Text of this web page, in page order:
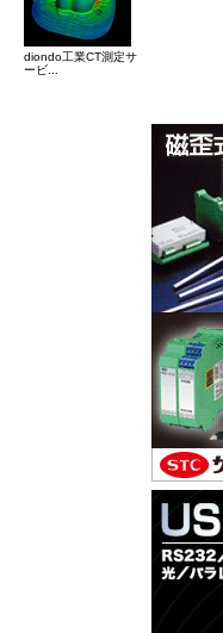
diondo工業CT測定サ
ービ...